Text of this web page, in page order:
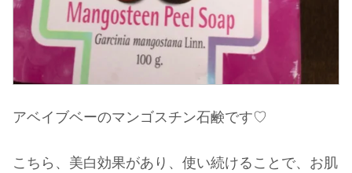
アベイブベーのマンゴスチン石鹸です♡
こちら、美白効果があり、使い続けることで、お肌